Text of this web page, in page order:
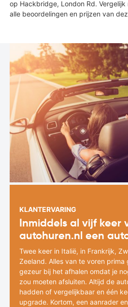
op Hackbridge, London Rd.
alle beoordelingen en prijzen van
KLANTERVARING
Inmiddels al vijf keer
autohuren.nl een
Twee keer in Italië, in Frankrijk,
Zeeland. Alles van te voren prima
gezeur bij het afhalen omdat je
zou moeten afsluiten. Altijd de
hadden of vergelijkbaar en één
upgrade. Kortom, een aanrader